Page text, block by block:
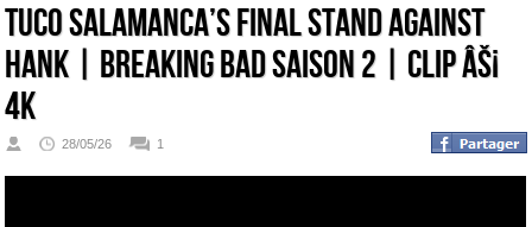
Tuco Salamanca’s Final Stand Against
Hank | Breaking Bad Saison 2 | CLIP âš¡
4K
28/05/26 1